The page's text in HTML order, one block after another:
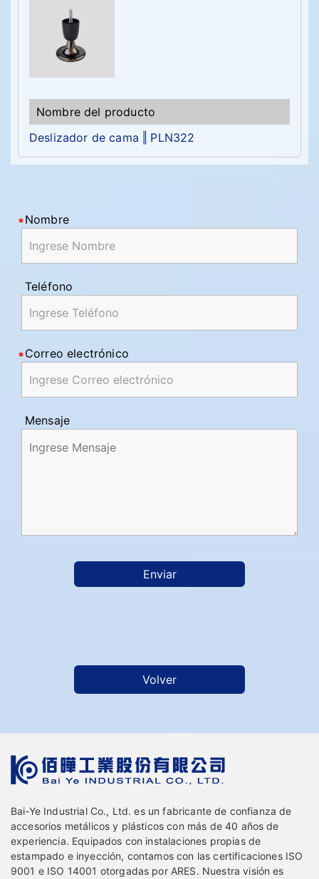
Deslizador de cama ‖ PLN322
Nombre
Teléfono
Correo electrónico
Mensaje
Enviar
Volver
Bai-Ye Industrial Co., Ltd. es un fabricante de confianza de
accesorios metálicos y plásticos con más de 40 años de
experiencia. Equipados con instalaciones propias de
estampado e inyección, contamos con las certificaciones ISO
9001 e ISO 14001 otorgadas por ARES. Nuestra visión es